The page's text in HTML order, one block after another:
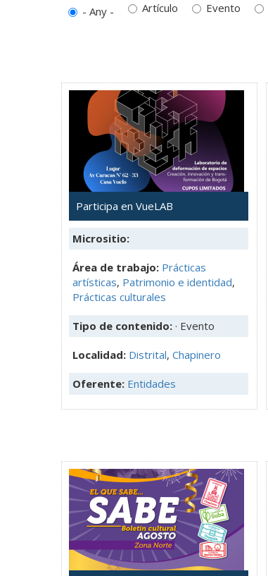
- Any -
Artículo Evento
Participa en VueLAB
Micrositio:
Área de trabajo: Prácticas
artísticas, Patrimonio e identidad,
Prácticas culturales
Tipo de contenido: · Evento
Localidad: Distrital, Chapinero
Oferente: Entidades